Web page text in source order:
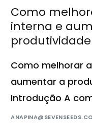
Como
interna e
Como melhorar
aumentar a
Introdução A